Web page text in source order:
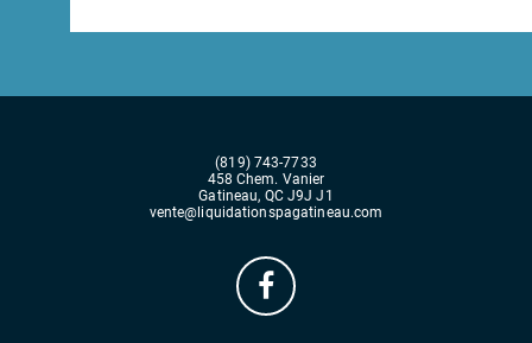
(819) 743-7733
458 Chem. Vanier
Gatineau, QC J9J J1
vente@liquidationspagatineau.com